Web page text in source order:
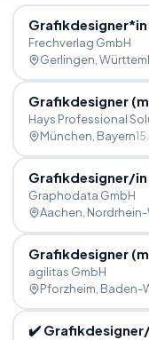
Grafikdesigner*in
Frechverlag GmbH
Gerlingen,
Grafikdesigner (m
Hays Professional
München , Bayern
Grafikdesigner/
Graphodata GmbH
Aachen ,
Grafikdesigner (m
agilitas GmbH
Pforzheim ,
✔️ Grafikdesigner